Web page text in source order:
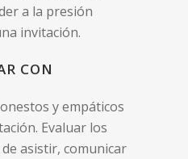
a la presión
invitación.
CON
y empáticos
Evaluar los
asistir, comunicar